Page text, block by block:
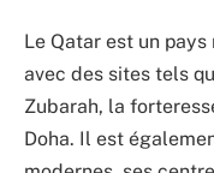
Le Qatar est un
avec des sites tels
Zubarah, la
Doha. Il est